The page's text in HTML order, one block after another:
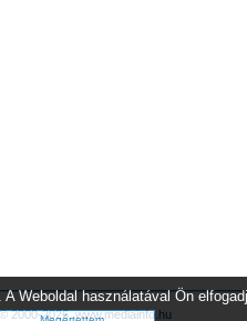
2000-2026.www.mediainfo.hu
Weboldal használatával Ön